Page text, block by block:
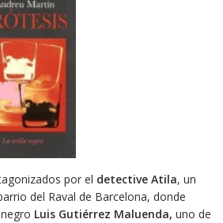
por el detective Atila, un
del Raval de Barcelona, donde
Luis Gutiérrez Maluenda, uno de